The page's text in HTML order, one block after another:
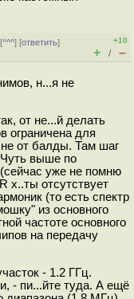
^^^] [ответить]
+10
+ / –
н...я не
от не...й делать
ограничена для
не от балды. Там шаг
выше по
уже не помню
х..ты отсутствует
(то есть спектр
из основного
частоте основного
на передачу
- 1.2 ГГц.
- пи...йте туда. А ещё